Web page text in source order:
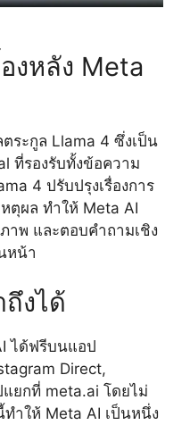
งหลัง Meta
ระกูล Llama 4 ซึ่งเป็น
ที่รองรับทั้งข้อความ
4 ปรับปรุงเรื่องการ
ตุผล ทำให้ Meta AI
าพ และตอบคำถามเชิง
หน้า
งได้
ได้ฟรีบนแอป
Direct,
ยกที่ meta.ai โดยไม่
ำให้ Meta AI เป็นหนึ่ง